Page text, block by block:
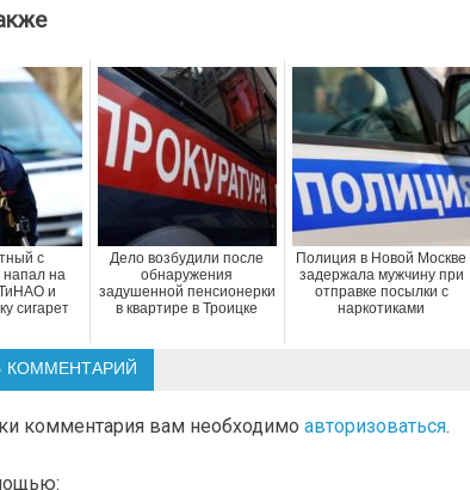
с
напал на
и
сигарет
Дело возбудили после
обнаружения
задушенной пенсионерки
в квартире в Троицке
Полиция в Новой Москве
задержала мужчину при
отправке посылки с
наркотиками
КОММЕНТАРИЙ
комментария вам необходимо авторизоваться.